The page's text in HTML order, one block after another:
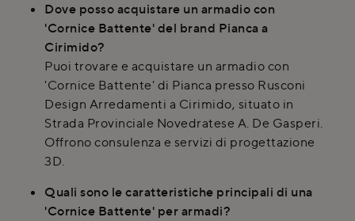
Dove posso acquistare un armadio con
'Cornice Battente' del brand Pianca a
Cirimido?
Puoi trovare e acquistare un armadio con
'Cornice Battente' di Pianca presso Rusconi
Design Arredamenti a Cirimido, situato in
Strada Provinciale Novedratese A. De Gasperi.
Offrono consulenza e servizi di progettazione
3D.
Quali sono le caratteristiche principali di una
'Cornice Battente' per armadi?